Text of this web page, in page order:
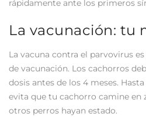
rápidamente ante los primeros
La vacunación: tu
La vacuna contra el parvovirus
de vacunación. Los cachorros
dosis antes de los 4 meses.
evita que tu cachorro camine en
otros perros hayan estado.